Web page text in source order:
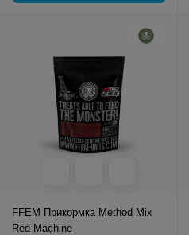
FFEM Прикормка Method Mix
Red Machine